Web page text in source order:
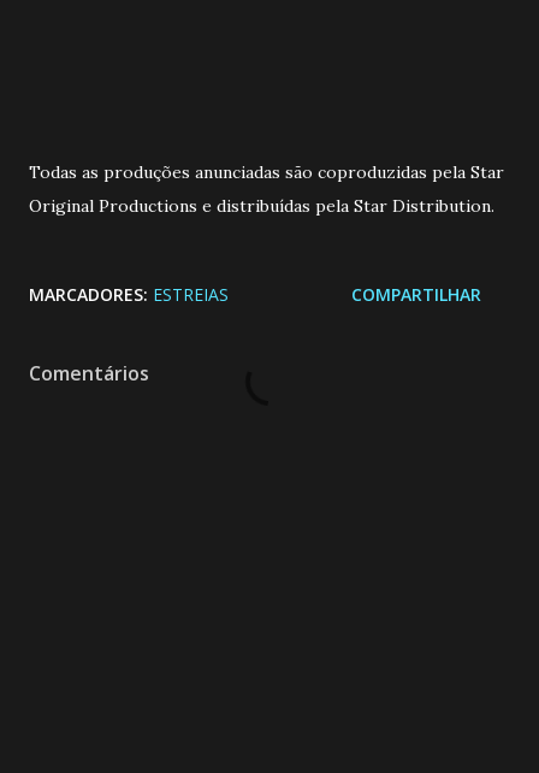
Todas as produções anunciadas são coproduzidas pela Star
Original Productions e distribuídas pela Star Distribution.
MARCADORES: ESTREIAS COMPARTILHAR
Comentários